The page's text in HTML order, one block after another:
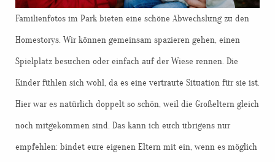
Familienfotos im Park bieten eine schöne Abwechslung zu den
Homestorys. Wir können gemeinsam spazieren gehen, einen
Spielplatz besuchen oder einfach auf der Wiese rennen. Die
Kinder fühlen sich wohl, da es eine vertraute Situation für sie ist.
Hier war es natürlich doppelt so schön, weil die Großeltern gleich
noch mitgekommen sind. Das kann ich euch übrigens nur
empfehlen: bindet eure eigenen Eltern mit ein, wenn es möglich